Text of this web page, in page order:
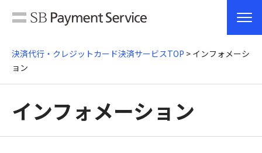
決済代行・クレジットカード決済サービスTOP > インフォメーシ
ョン
インフォメーション